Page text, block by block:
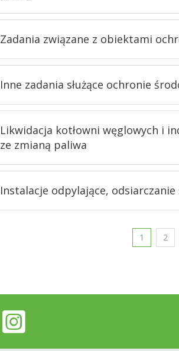
Zadania związane z obiektami
Inne zadania służące ochronie
Likwidacja kotłowni węglowych i
ze zmianą paliwa
Instalacje odpylające,
1 2